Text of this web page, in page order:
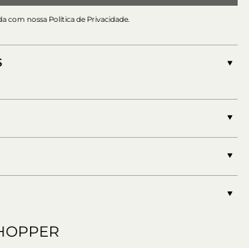
com nossa Política de Privacidade.